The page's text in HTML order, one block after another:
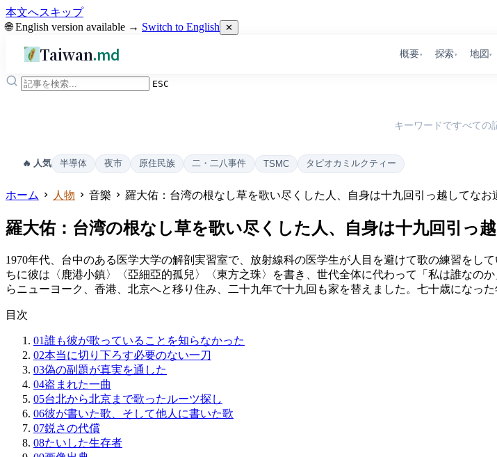
本文へスキップ
🌐 English version available → Switch to English ✕
Taiwan.md 概要▾ 探索▾ 地図 ▾
ESC
キーワードですべての
🔥 人気 半導体 夜市 原住民族 二・二八事件 TSMC タピオカミルクティー
ホーム 人物 音樂 羅大佑：台湾の根なし草を歌い尽くした人、自身は十九回引っ越してなお
羅大佑：台湾の根なし草を歌い尽くした人、自身は十九回引っ
1970年代、台中のある医学大学の解剖実習室で、放射線科の医学生が人目を避けて歌の練習を
ちに彼は〈鹿港小鎮〉〈亞細亞的孤兒〉〈東方之珠〉を書き、世代全体に代わって「私は誰なの
らニューヨーク、香港、北京へと移り住み、二十九年で十九回も家を替えました。七十歳になっ
目次
01誰も彼が歌っていることを知らなかった
02本当に切り下ろす必要のない一刀
03偽の副題が真実を通した
04盗まれた一曲
05台北から北京まで歌ったルーツ探し
06彼が書いた歌、そして他人に書いた歌
07鋭さの代償
08たいした生存者